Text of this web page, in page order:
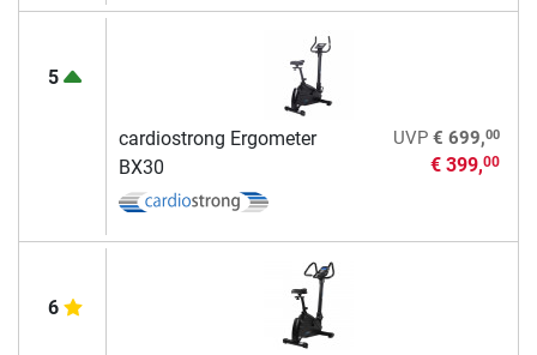
5
cardiostrong Ergometer
BX30
UVP € 699,00
€ 399,00
6